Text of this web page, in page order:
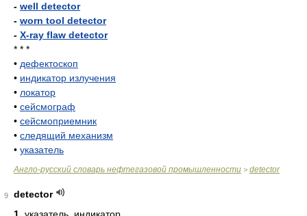
- well detector
- worn tool detector
- X-ray flaw detector
* * *
• дефектоскоп
• индикатор излучения
• локатор
• сейсмограф
• сейсмоприемник
• следящий механизм
• указатель
Англо-русский словарь нефтегазовой промышленности > detector
9
detector